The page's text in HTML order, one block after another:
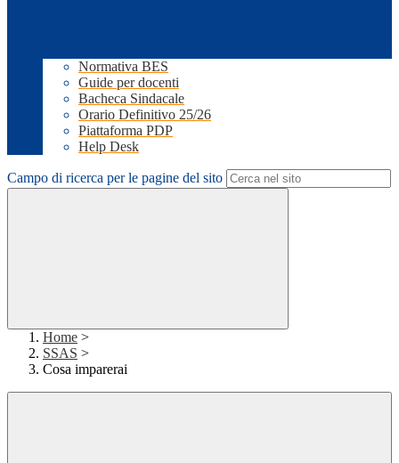
Normativa BES
Guide per docenti
Bacheca Sindacale
Orario Definitivo 25/26
Piattaforma PDP
Help Desk
Campo di ricerca per le pagine del sito
Home >
SSAS >
Cosa imparerai